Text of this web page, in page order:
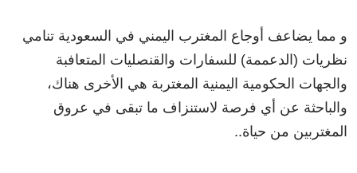
و مما يضاعف أوجاع المغترب اليمني في السعودية تنامي
نظريات (الدعممة) للسفارات والقنصليات المتعافبة
والجهات الحكومية اليمنية المغتربة هي الأخرى هناك،
والباحثة عن أي فرصة لاستنزاف ما تبقى في عروق
المغتربين من حياة..